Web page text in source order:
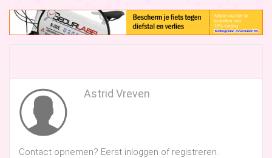
Astrid Vreven
Contact opnemen? Eerst inloggen of registreren.